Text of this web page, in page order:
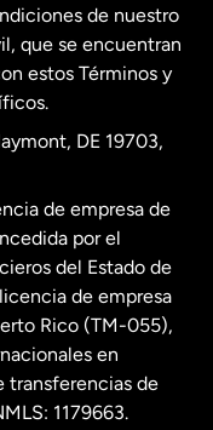
de nuestro
que se encuentran
estos Términos y
DE 19703,
de empresa de
por el
del Estado de
de empresa
Rico (TM-055),
en
transferencias de
1179663.